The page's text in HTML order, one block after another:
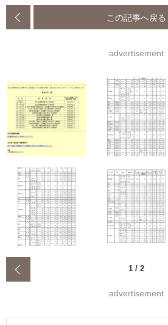
この記事へ戻る
advertisement
1 / 2
advertisement